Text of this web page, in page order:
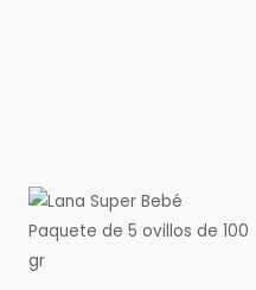
Rango
de
precios: